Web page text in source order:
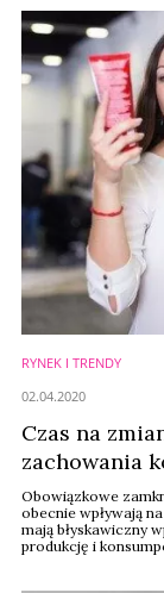
RYNEK I TRENDY
Czas na
zachowania
Obowiązkowe
obecnie wpływają
mają błyskawiczny
produkcję i
02.04.2020